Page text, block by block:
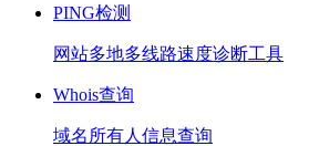
PING检测
网站多地多线路速度诊断工具
Whois查询
域名所有人信息查询